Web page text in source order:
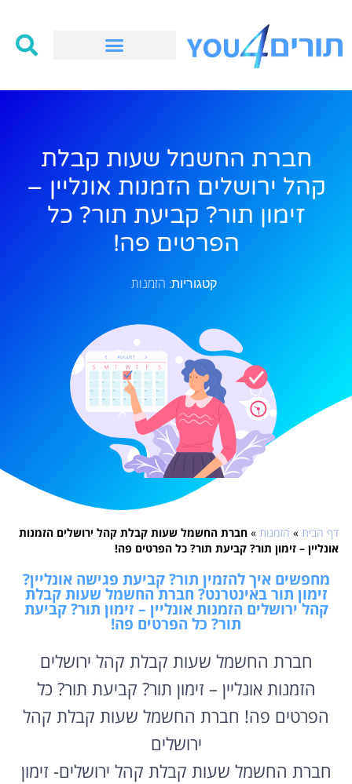
חברת החשמל שעות קבלת
קהל ירושלים הזמנות אונליין –
זימון תור? קביעת תור? כל
הפרטים פה!
קטגוריות: הזמנות
דף הבית » הזמנות » חברת החשמל שעות קבלת קהל ירושלים הזמנות
אונליין – זימון תור? קביעת תור? כל הפרטים פה!
מחפשים איך להזמין תור? קביעת פגישה אונליין?
זימון תור באינטרנט? חברת החשמל שעות קבלת
קהל ירושלים הזמנות אונליין – זימון תור? קביעת
תור? כל הפרטים פה!
חברת החשמל שעות קבלת קהל ירושלים
הזמנות אונליין – זימון תור? קביעת תור? כל
הפרטים פה! חברת החשמל שעות קבלת קהל
ירושלים
חברת החשמל שעות קבלת קהל ירושלים- זימון